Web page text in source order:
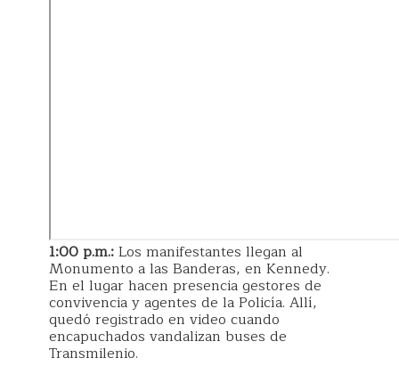
1:00 p.m.:Los manifestantes llegan al
Monumento a las Banderas, en Kennedy.
En el lugar hacen presencia gestores de
convivencia y agentes de la Policía. Allí,
quedó registrado en video cuando
encapuchados vandalizan buses de
Transmilenio.